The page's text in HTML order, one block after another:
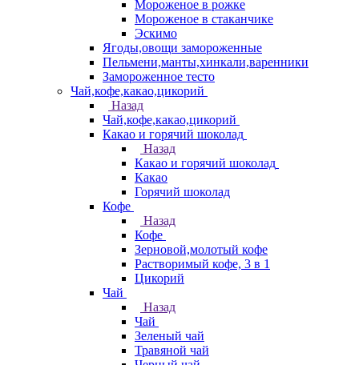
Мороженое в рожке
Мороженое в стаканчике
Эскимо
Ягоды,овощи замороженные
Пельмени,манты,хинкали,варенники
Замороженное тесто
Чай,кофе,какао,цикорий
Назад
Чай,кофе,какао,цикорий
Какао и горячий шоколад
Назад
Какао и горячий шоколад
Какао
Горячий шоколад
Кофе
Назад
Кофе
Зерновой,молотый кофе
Растворимый кофе, 3 в 1
Цикорий
Чай
Назад
Чай
Зеленый чай
Травяной чай